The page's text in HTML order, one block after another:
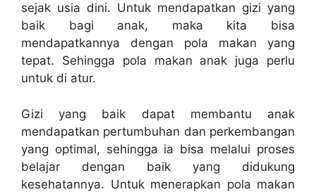
sejak usia dini. Untuk mendapatkan gizi yang
baik bagi anak, maka kita bisa
mendapatkannya dengan pola makan yang
tepat. Sehingga pola makan anak juga perlu
untuk di atur.
Gizi yang baik dapat membantu anak
mendapatkan pertumbuhan dan perkembangan
yang optimal, sehingga ia bisa melalui proses
belajar dengan baik yang didukung
kesehatannya. Untuk menerapkan pola makan